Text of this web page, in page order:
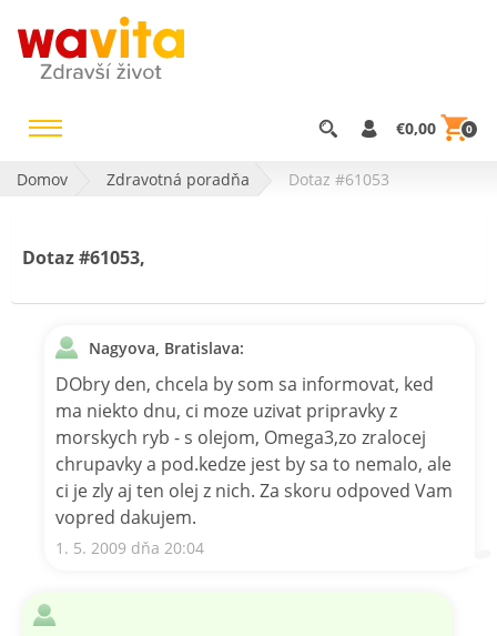
€0,00 0
Domov Zdravotná poradňa Dotaz #61053
Dotaz #61053,
Nagyova, Bratislava:
DObry den, chcela by som sa informovat, ked
ma niekto dnu, ci moze uzivat pripravky z
morskych ryb - s olejom, Omega3,zo zralocej
chrupavky a pod.kedze jest by sa to nemalo, ale
ci je zly aj ten olej z nich. Za skoru odpoved Vam
vopred dakujem.
1. 5. 2009 dňa 20:04